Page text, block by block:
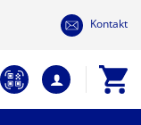
Kontakt